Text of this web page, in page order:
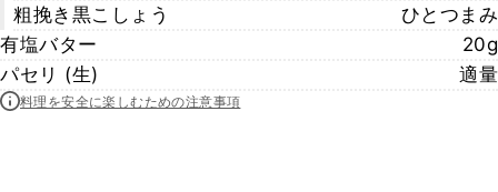
粗挽き黒こしょう
ひとつまみ
有塩バター
20g
パセリ (生)
適量
料理を安全に楽しむための注意事項